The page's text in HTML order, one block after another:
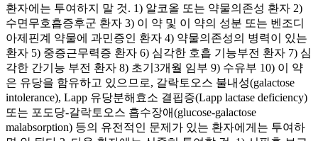
환자에는 투여하지 말 것. 1) 알코올 또는 약물의존성 환자 2)
수면무호흡증후군 환자 3) 이 약 및 이 약의 성분 또는 벤조디
아제핀계 약물에 과민증인 환자 4) 약물의존성의 병력이 있는
환자 5) 중증근무력증 환자 6) 심각한 호흡 기능부전 환자 7) 심
각한 간기능 부전 환자 8) 초기3개월 임부 9) 수유부 10) 이 약
은 유당을 함유하고 있으므로, 갈락토오스 불내성(galactose
intolerance), Lapp 유당분해효소 결핍증(Lapp lactase deficiency)
또는 포도당-갈락토오스 흡수장애(glucose-galactose
malabsorption) 등의 유전적인 문제가 있는 환자에게는 투여하